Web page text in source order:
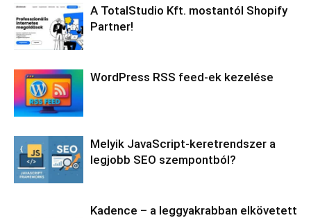
A TotalStudio Kft. mostantól Shopify
Partner!
WordPress RSS feed-ek kezelése
Melyik JavaScript-keretrendszer a
legjobb SEO szempontból?
Kadence – a leggyakrabban elkövetett